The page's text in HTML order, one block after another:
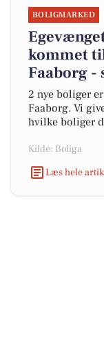
BOLIGMARKED
kommet
Faaborg -
2 nye boliger
Faaborg. Vi
hvilke boliger
Kilde: Boliga
Læs hele